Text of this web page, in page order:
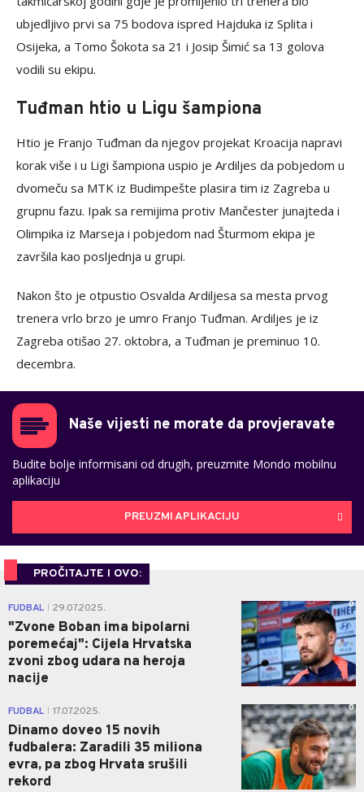
ubjedljivo prvi sa 75 bodova ispred Hajduka iz Splita i
Osijeka, a Tomo Šokota sa 21 i Josip Šimić sa 13 golova
vodili su ekipu.
Tuđman htio u Ligu šampiona
Htio je Franjo Tuđman da njegov projekat Kroacija napravi
korak više i u Ligi šampiona uspio je Ardiljes da pobjedom u
dvomeču sa MTK iz Budimpešte plasira tim iz Zagreba u
grupnu fazu. Ipak sa remijima protiv Mančester junajteda i
Olimpika iz Marseja i pobjedom nad Šturmom ekipa je
završila kao posljednja u grupi.
Nakon što je otpustio Osvalda Ardiljesa sa mesta prvog
trenera vrlo brzo je umro Franjo Tuđman. Ardiljes je iz
Zagreba otišao 27. oktobra, a Tuđman je preminuo 10.
decembra.
Naše vijesti ne morate da provjeravate
Budite bolje informisani od drugih, preuzmite Mondo mobilnu
aplikaciju
PREUZMI APLIKACIJU
PROČITAJTE I OVO:
FUDBAL 29.07.2025.
"Zvone Boban ima bipolarni
poremećaj": Cijela Hrvatska
zvoni zbog udara na heroja
nacije
0
FUDBAL 17.07.2025.
Dinamo doveo 15 novih
fudbalera: Zaradili 35 miliona
evra, pa zbog Hrvata srušili
rekord
0